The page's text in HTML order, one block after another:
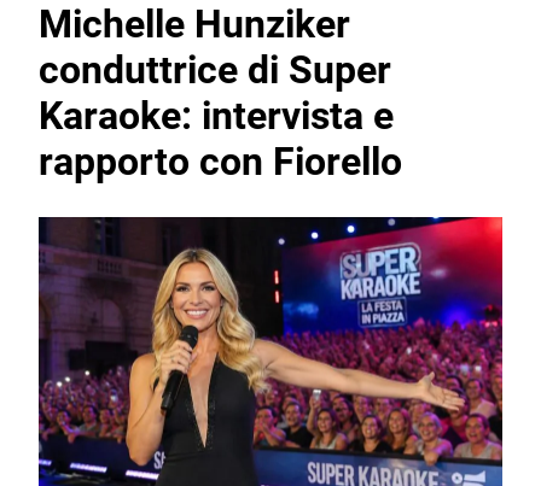
Michelle Hunziker
conduttrice di Super
Karaoke: intervista e
rapporto con Fiorello